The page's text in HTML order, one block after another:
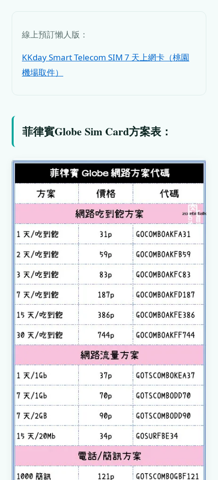
線上預訂懶人版：
KKday Smart Telecom SIM 7 天上網卡（桃園
機場取件）
菲律賓Globe Sim Card方案表：